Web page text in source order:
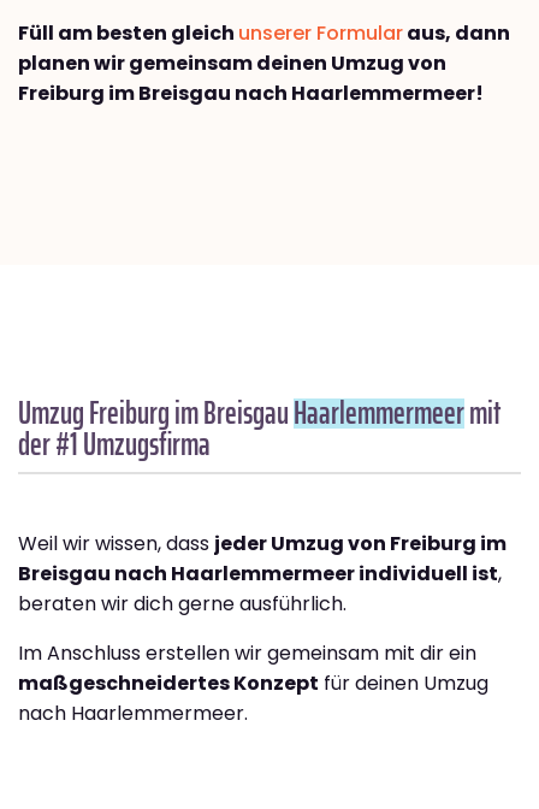
Füll am besten gleich unserer Formularaus, dann
planen wir gemeinsam deinen Umzug von
Freiburg im Breisgau nach Haarlemmermeer!
Umzug Freiburg im BreisgauHaarlemmermeermit
der #1 Umzugsfirma
Weil wir wissen, dass jeder Umzug von Freiburg im
Breisgau nach Haarlemmermeer individuell ist,
beraten wir dich gerne ausführlich.
Im Anschluss erstellen wir gemeinsam mit dir ein
maßgeschneidertes Konzept für deinen Umzug
nach Haarlemmermeer.